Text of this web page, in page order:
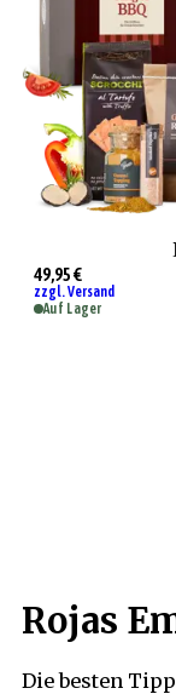
49,95 €
zzgl. Versand
Auf Lager
Rojas
Die besten